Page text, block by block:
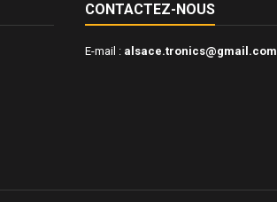
CONTACTEZ-NOUS
E-mail : alsace.tronics@gmail.com